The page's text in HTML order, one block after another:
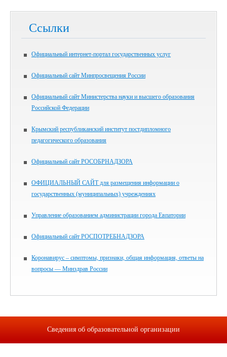
Ссылки
Официальный интернет-портал государственных услуг
Официальный сайт Минпросвещения России
Официальный сайт Министерства науки и высшего образования
Российской Федерации
Крымский республиканский институт постдипломного
педагогического образования
Официальный сайт РОСОБРНАДЗОРА
ОФИЦИАЛЬНЫЙ САЙТ для размещения информации о
государственных (муниципальных) учреждениях
Управление образованием администрации города Евпатории
Официальный сайт РОСПОТРЕБНАДЗОРА
Коронавирус – симптомы, признаки, общая информация, ответы на
вопросы — Минздрав России
Сведения об образовательной организации